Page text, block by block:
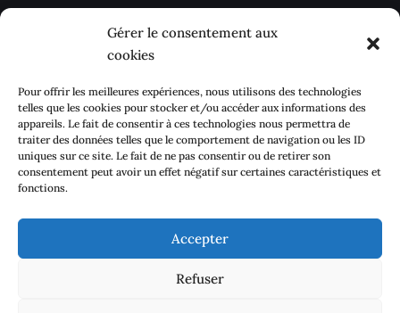
Gérer le consentement aux
cookies
Pour offrir les meilleures expériences, nous utilisons des technologies
telles que les cookies pour stocker et/ou accéder aux informations des
appareils. Le fait de consentir à ces technologies nous permettra de
traiter des données telles que le comportement de navigation ou les ID
uniques sur ce site. Le fait de ne pas consentir ou de retirer son
consentement peut avoir un effet négatif sur certaines caractéristiques et
fonctions.
Accepter
Refuser
marchés, les circuits courts (AMAP, …) et notre
environnement local. Nous avons également à
cœur de développer des échanges avec les
centres sociaux de proximité pour sensibiliser
la population à se réapproprier Le goût des
plantes.
Contact
Mentions légales
Politique de cookies (UE)